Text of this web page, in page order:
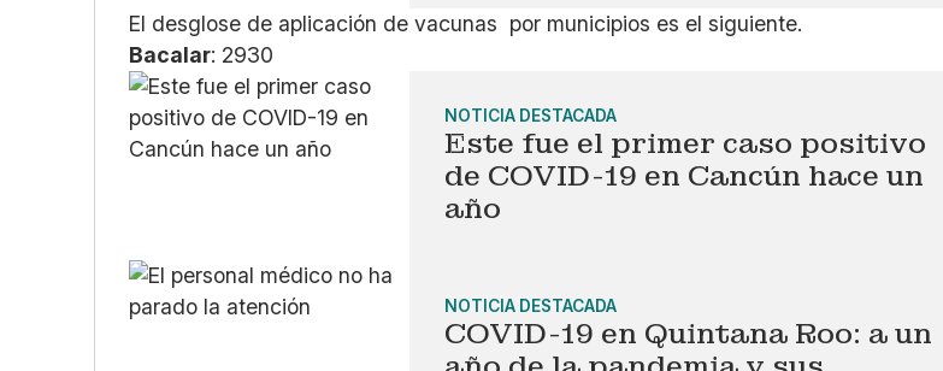
El desglose de aplicación de vacunas por municipios es el siguiente.
Bacalar: 2930
NOTICIA DESTACADA
Este fue el primer caso positivo
de COVID-19 en Cancún hace un
año
NOTICIA DESTACADA
COVID-19 en Quintana Roo: a un